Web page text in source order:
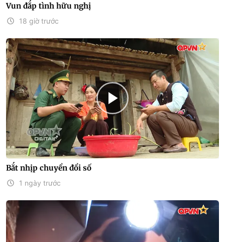
Vun đắp tình hữu nghị
18 giờ trước
Bắt nhịp chuyển đổi số
1 ngày trước